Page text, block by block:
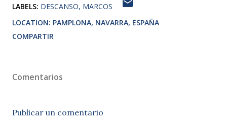
LABELS: DESCANSO MARCOS
LOCATION: PAMPLONA, NAVARRA, ESPAÑA
COMPARTIR
Comentarios
Publicar un comentario